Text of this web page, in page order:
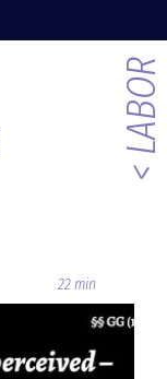
< LABOR
22 min